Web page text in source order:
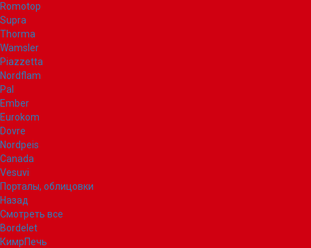
Romotop
Supra
Thorma
Wamsler
Piazzetta
Nordflam
Pal
Ember
Eurokom
Dovre
Nordpeis
Canada
Vesuvi
Порталы, облицовки
Назад
Смотреть все
Bordelet
КимрПечь